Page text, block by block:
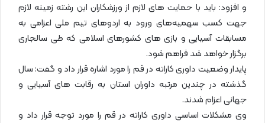
و افزود: باید با حمایت های لازم از ورزشکاران این رشته زمینه لازم
جهت کسب سهمیه‌های ورود به اردوهای تیم‌ ملی اعزامی به
مسابقات آسیایی و بازی‌ های کشورهای اسلامی که طی سالجاری
برگزار خواهد شد فراهم شود.
پایدار وضعیت داوری کاراته در قم را مورد اشاره قرار داد و گفت: سال
گذشته در چندین مرتبه داوران استان به رقابت های آسیایی و
جهانی اعزام شدند.
وی مشکلات اساسی داوری کاراته در قم را مورد توجه قرار داد و